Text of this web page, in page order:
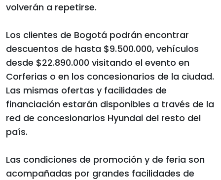
volverán a repetirse.
Los clientes de Bogotá podrán encontrar
descuentos de hasta $9.500.000, vehículos
desde $22.890.000 visitando el evento en
Corferias o en los concesionarios de la ciudad.
Las mismas ofertas y facilidades de
financiación estarán disponibles a través de la
red de concesionarios Hyundai del resto del
país.
Las condiciones de promoción y de feria son
acompañadas por grandes facilidades de